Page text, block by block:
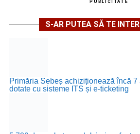
PUBLICITATE
S-AR PUTEA SĂ TE
Primăria Sebeș achiziționează încă
dotate cu sisteme ITS și e-ticketing